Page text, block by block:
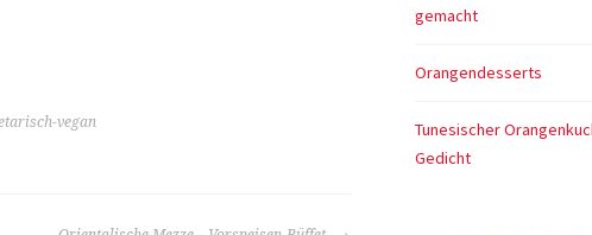
vegan
gemacht
Orangendesserts
Tunesischer
Gedicht